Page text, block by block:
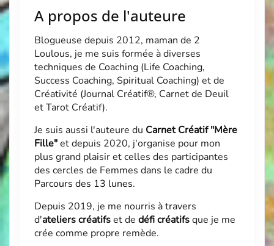
A propos de l'auteure
Blogueuse depuis 2012, maman de 2
Loulous, je me suis formée à diverses
techniques de Coaching (Life Coaching,
Success Coaching, Spiritual Coaching) et de
Créativité (Journal Créatif®, Carnet de Deuil
et Tarot Créatif).
Je suis aussi l'auteure du Carnet Créatif "Mère
Fille"et depuis 2020, j'organise pour mon
plus grand plaisir et celles des participantes
des cercles de Femmes dans le cadre du
Parcours des 13 lunes.
Depuis 2019, je me nourris à travers
d'ateliers créatifset de défi créatifsque je me
crée comme propre remède.